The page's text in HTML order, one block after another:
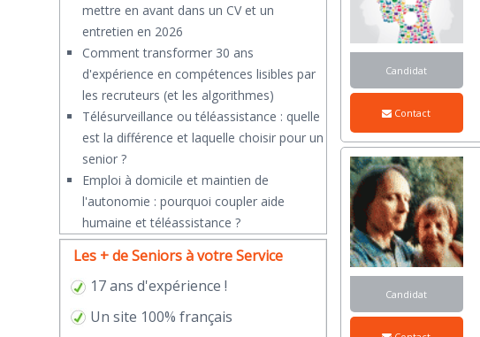
Candidat
Contact
Candidat
mettre en avant dans un CV et un
entretien en 2026
Comment transformer 30 ans
d'expérience en compétences lisibles par
les recruteurs (et les algorithmes)
Télésurveillance ou téléassistance : quelle
est la différence et laquelle choisir pour un
senior ?
​Emploi à domicile et maintien de
l'autonomie : pourquoi coupler aide
humaine et téléassistance ?
Les + de Seniors à votre Service
17 ans d'expérience !
Un site 100% français